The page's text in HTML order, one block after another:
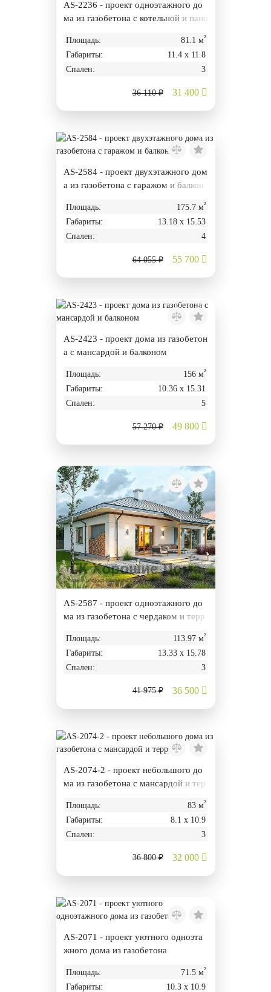
AS-2236 - проект одноэтажного до
ма из газобетона с котельной и пано
Площадь: 81.1 м²
Габариты:
11.4 х 11.8
Спален:
3
36 110 ₽ 31 400
AS-2584 - проект двухэтажного дом
а из газобетона с гаражом и балкон
Площадь: 175.7 м²
Габариты:
13.18 х 15.53
Спален:
4
64 055 ₽ 55 700
AS-2423 - проект дома из газобетон
а с мансардой и балконом
Площадь: 156 м²
Габариты:
10.36 х 15.31
Спален:
5
57 270 ₽ 49 800
AS-2587 - проект одноэтажного до
ма из газобетона с чердаком и терр
Площадь: 113.97 м²
Габариты:
13.33 х 15.78
Спален:
3
41 975 ₽ 36 500
AS-2074-2 - проект небольшого до
ма из газобетона с мансардой и тер
Площадь: 83 м²
Габариты:
8.1 х 10.9
Спален:
3
36 800 ₽ 32 000
AS-2071 - проект уютного одноэта
жного дома из газобетона
Площадь: 71.5 м²
Габариты:
10.3 х 10.9